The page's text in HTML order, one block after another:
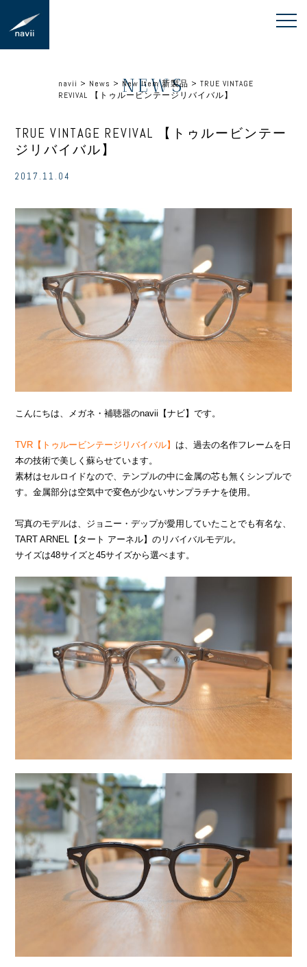
navii > News > New Item 新製品 >TRUE VINTAGE
REVIVAL 【トゥルービンテージリバイバル】
NEWS
TRUE VINTAGE REVIVAL 【トゥルービンテー
ジリバイバル】
2017.11.04
こんにちは、メガネ・補聴器のnavii【ナビ】です。
TVR【トゥルービンテージリバイバル】 は、過去の名作フレームを日
本の技術で美しく蘇らせています。
素材はセルロイドなので、テンプルの中に金属の芯も無くシンプルで
す。金属部分は空気中で変色が少ないサンプラチナを使用。
写真のモデルは、ジョニー・デップが愛用していたことでも有名な、
TART ARNEL【タート アーネル】のリバイバルモデル。
サイズは48サイズと45サイズから選べます。